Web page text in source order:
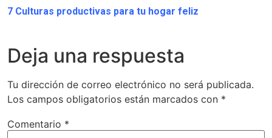
7 Culturas productivas para tu hogar feliz
Deja una respuesta
Tu dirección de correo electrónico no será publicada.
Los campos obligatorios están marcados con *
Comentario *